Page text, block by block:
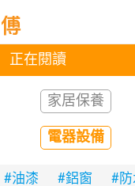
文章
正在閱讀
家居保養
電器設備
#油漆 #鋁窗 #防